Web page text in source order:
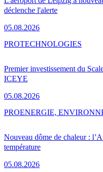
déclenche l'alerte
05.08.2026
Premier investissement du
ICEYE
05.08.2026
PROTECHNOLOGIES
Nouveau dôme de chaleur :
température
05.08.2026
PROENERGIE,